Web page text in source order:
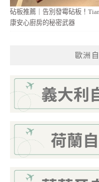
砧板推薦｜告別發霉砧板！
康安心廚房的秘密武器
歐洲